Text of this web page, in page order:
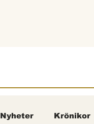
Nyheter Krönikor